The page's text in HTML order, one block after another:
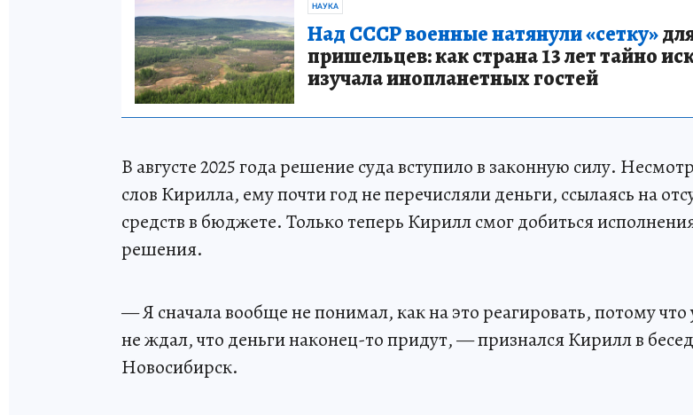
НАУКА
Над СССР военные натянули «сетку»
пришельцев: как страна 13 лет тайно
изучала инопланетных гостей
В августе 2025 года решение суда вступило в законную силу.
слов Кирилла, ему почти год не перечисляли деньги, ссылаясь на
средств в бюджете. Только теперь Кирилл смог добиться
решения.
— Я сначала вообще не понимал, как на это реагировать, потому
не ждал, что деньги наконец-то придут, — признался Кирилл в
Новосибирск.